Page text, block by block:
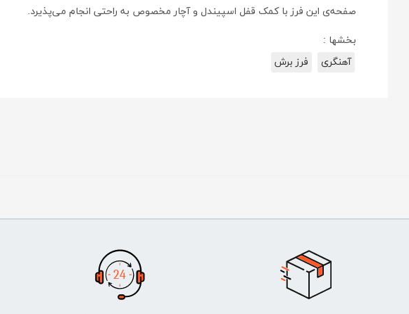
صفحه‌ی این فرز با کمک قفل اسپیندل و آچار مخصوص به راحتی انجام می‌پذیرد.
بخشها :
آهنگری
فرز برش